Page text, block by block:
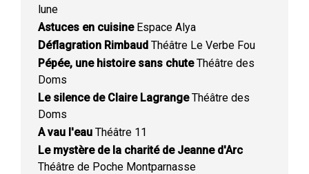
lune
Astuces en cuisineEspace Alya
Déflagration Rimbaud Théâtre Le Verbe Fou
Pépée, une histoire sans chuteThéâtre des
Doms
Le silence de Claire LagrangeThéâtre des
Doms
A vau l'eau Théâtre 11
Le mystère de la charité de Jeanne d'Arc
Théâtre de Poche Montparnasse